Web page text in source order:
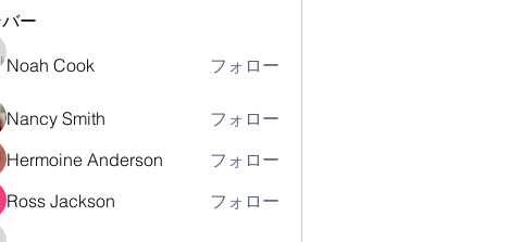
ー
Noah Cook フォロー
Nancy Smith
フォロー
Hermoine Anderson
フォロー
Ross Jackson
フォロー